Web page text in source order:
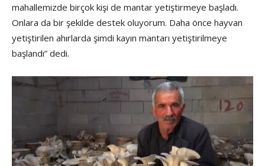
mahallemizde birçok kişi de mantar yetiştirmeye başladı.
Onlara da bir şekilde destek oluyorum. Daha önce hayvan
yetiştirilen ahırlarda şimdi kayın mantarı yetiştirilmeye
başlandı” dedi.